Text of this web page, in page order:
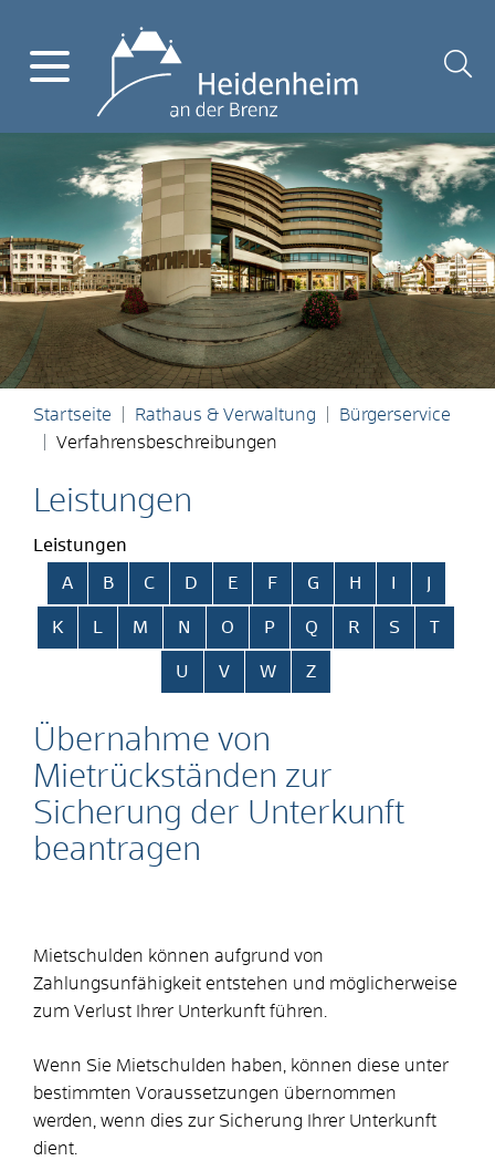
Startseite Rathaus & Verwaltung
Bürgerservice
Verfahrensbeschreibungen
Leistungen
Leistungen
A B C D E F G H
K M N O P Q R S T
U V W Z
Übernahme von
Mietrückständen zur
Sicherung der Unterkunft
beantragen
Mietschulden können aufgrund von
Zahlungsunfähigkeit entstehen und möglicherweise
zum Verlust Ihrer Unterkunft führen.
Wenn Sie Mietschulden haben, können diese unter
bestimmten Voraussetzungen übernommen
werden, wenn dies zur Sicherung Ihrer Unterkunft
dient.